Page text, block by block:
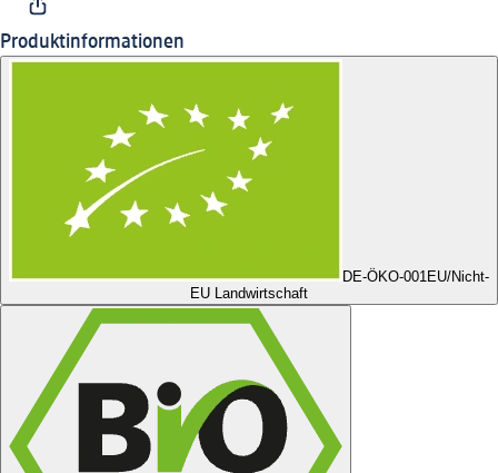
Produktinformationen
DE-ÖKO-001EU/Nicht-
EU Landwirtschaft